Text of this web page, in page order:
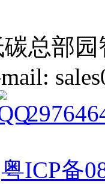
总部
粤ICP备